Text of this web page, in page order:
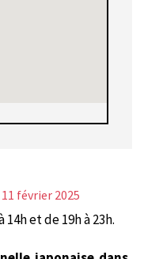
février 2025
et de 19h à 23h.